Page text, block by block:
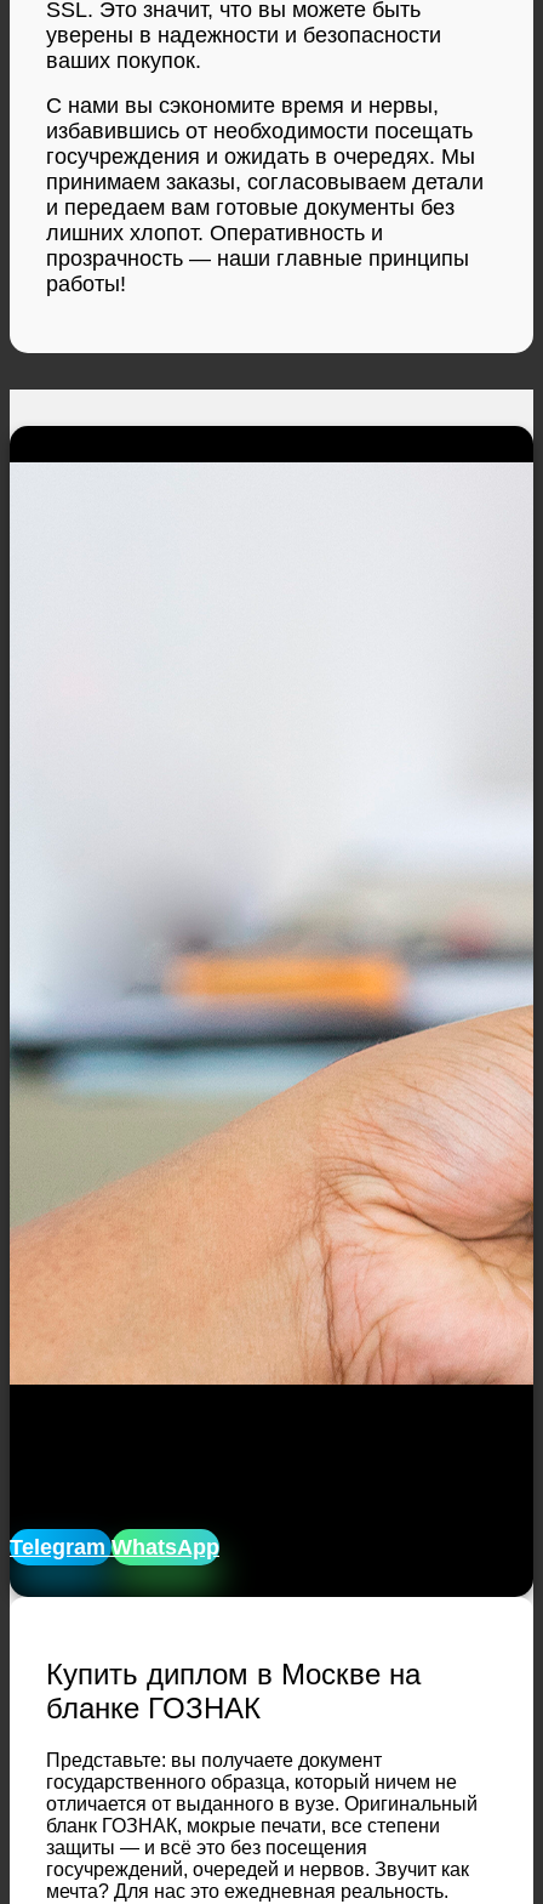
SSL. Это значит, что вы можете быть
уверены в надежности и безопасности
ваших покупок.
С нами вы сэкономите время и нервы,
избавившись от необходимости посещать
госучреждения и ожидать в очередях. Мы
принимаем заказы, согласовываем детали
и передаем вам готовые документы без
лишних хлопот. Оперативность и
прозрачность — наши главные принципы
работы!
Telegram WhatsApp
Купить диплом в Москве на
бланке ГОЗНАК
Представьте: вы получаете документ
государственного образца, который ничем не
отличается от выданного в вузе. Оригинальный
бланк ГОЗНАК, мокрые печати, все степени
защиты — и всё это без посещения
госучреждений, очередей и нервов. Звучит как
мечта? Для нас это ежедневная реальность.